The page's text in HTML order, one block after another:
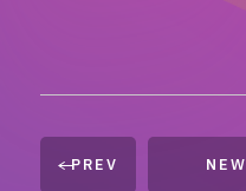
PREV